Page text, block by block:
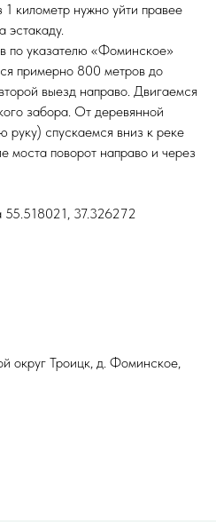
километр нужно уйти правее
эстакаду.
по указателю «Фоминское»
примерно 800 метров до
выезд направо. Двигаемся
забора. От деревянной
руку) спускаемся вниз к реке
моста поворот направо и через
55.518021, 37.326272
округ Троицк, д. Фоминское,